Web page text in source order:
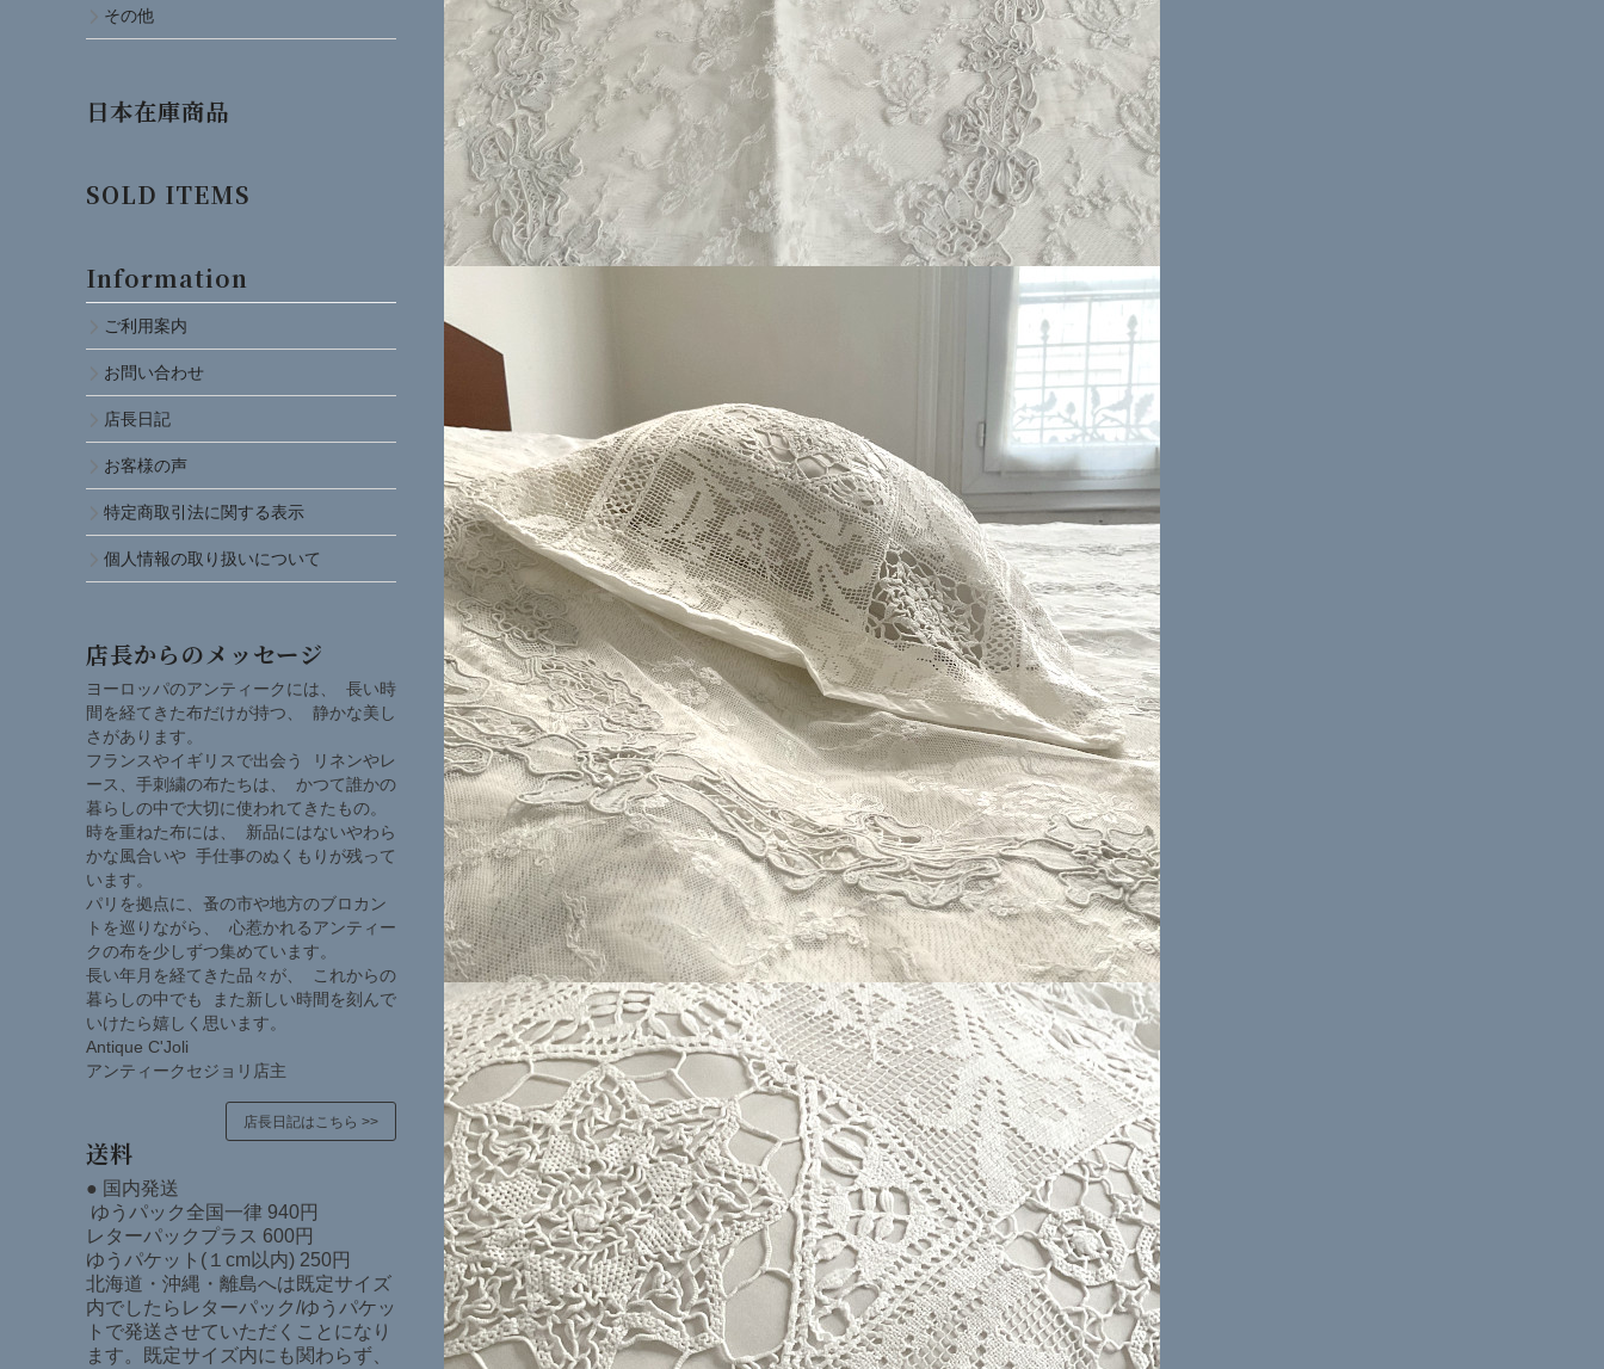
その他
日本在庫商品
SOLD ITEMS
Information
ご利用案内
お問い合わせ
店長日記
お客様の声
特定商取引法に関する表示
個人情報の取り扱いについて
店長からのメッセージ
ヨーロッパのアンティークには、 長い時
間を経てきた布だけが持つ、 静かな美し
さがあります。
フランスやイギリスで出会う リネンやレ
ース、手刺繍の布たちは、 かつて誰かの
暮らしの中で大切に使われてきたもの。
時を重ねた布には、 新品にはないやわら
かな風合いや 手仕事のぬくもりが残って
います。
パリを拠点に、蚤の市や地方のブロカン
トを巡りながら、 心惹かれるアンティー
クの布を少しずつ集めています。
長い年月を経てきた品々が、 これからの
暮らしの中でも また新しい時間を刻んで
いけたら嬉しく思います。
Antique C'Joli
アンティークセジョリ店主
店長日記はこちら >>
送料
● 国内発送
ゆうパック全国一律 940円
レターパックプラス 600円
ゆうパケット(１cm以内) 250円
北海道・沖縄・離島へは既定サイズ
内でしたらレターパック/ゆうパケッ
トで発送させていただくことになり
ます。既定サイズ内にも関わらず、